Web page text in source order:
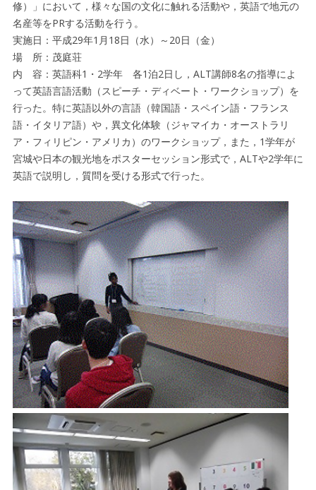
修）」において，様々な国の文化に触れる活動や，英語で地元の
名産等をPRする活動を行う。
実施日：平成29年1月18日（水）～20日（金）
場 所：茂庭荘
内 容：英語科1・2学年 各1泊2日し，ALT講師8名の指導によ
って英語言語活動（スピーチ・ディベート・ワークショップ）を
行った。特に英語以外の言語（韓国語・スペイン語・フランス
語・イタリア語）や，異文化体験（ジャマイカ・オーストラリ
ア・フィリピン・アメリカ）のワークショップ，また，1学年が
宮城や日本の観光地をポスターセッション形式で，ALTや2学年に
英語で説明し，質問を受ける形式で行った。